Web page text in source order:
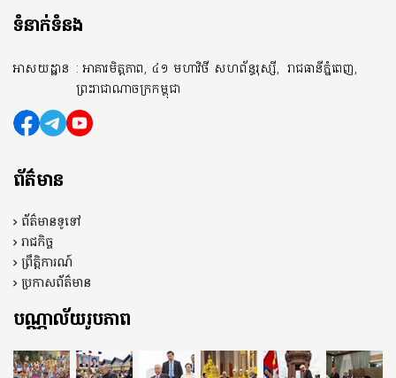
ទំនាក់ទំនង
អាសយដ្ឋាន : អាគារមិត្តភាព, ៤១ មហាវិថី សហព័ន្ធរុស្សី, រាជធានីភ្នំពេញ,
ព្រះរាជាណាចក្រកម្ពុជា
ព័ត៌មាន
ព័ត៌មានទូទៅ
រាជកិច្ច
ព្រឹត្តិការណ៍
ប្រកាសព័ត៌មាន
បណ្ណាល័យរូបភាព